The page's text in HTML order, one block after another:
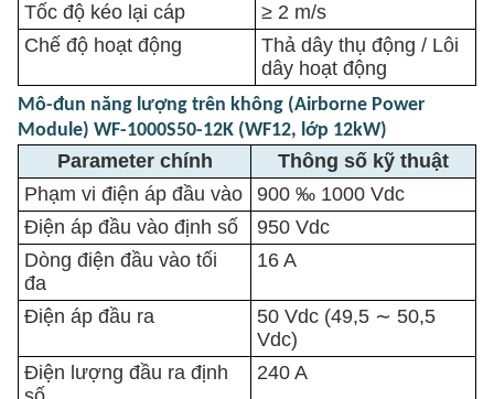
Tốc độ kéo lại cáp
≥ 2 m/s
Chế độ hoạt động
Thả dây thụ động / Lôi
dây hoạt động
Mô-đun năng lượng trên không (Airborne Power
Module) WF-1000S50-12K (WF12, lớp 12kW)
Parameter chính
Thông số kỹ thuật
Phạm vi điện áp đầu vào
900 ‰ 1000 Vdc
Điện áp đầu vào định số
950 Vdc
Dòng điện đầu vào tối
đa
16 A
Điện áp đầu ra
50 Vdc (49,5 ∼ 50,5
Vdc)
Điện lượng đầu ra định
240 A